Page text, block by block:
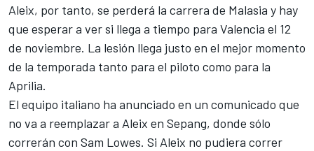
Aleix, por tanto, se perderá la carrera de Malasia y hay
que esperar a ver si llega a tiempo para Valencia el 12
de noviembre. La lesión llega justo en el mejor momento
de la temporada tanto para el piloto como para la
Aprilia.
El equipo italiano ha anunciado en un comunicado que
no va a reemplazar a Aleix en Sepang, donde sólo
correrán con Sam Lowes. Si Aleix no pudiera correr